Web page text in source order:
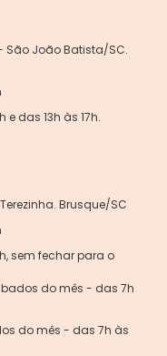
São João Batista/SC.
das 13h às 17h.
Brusque/SC
sem fechar para o
do mês - das 7h
do mês - das 7h às